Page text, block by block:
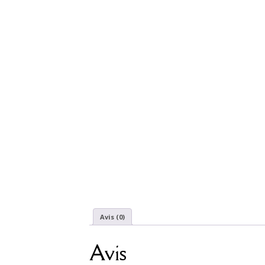
Avis (0)
Avis